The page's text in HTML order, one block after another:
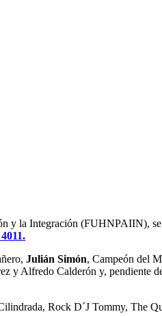
y la Integración (FUHNPAIIN),
Julián Simón, Campeón del
y Alfredo Calderón y, pendiente
Rock D´J Tommy, The